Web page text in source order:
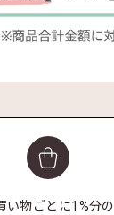
い物ごとに1%分の